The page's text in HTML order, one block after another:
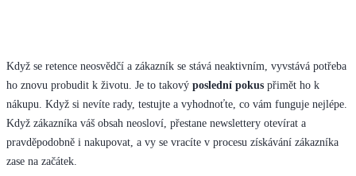
Když se retence neosvědčí a zákazník se stává neaktivním, vyvstává potřeba
ho znovu probudit k životu. Je to takový poslední pokus přimět ho k
nákupu. Když si nevíte rady, testujte a vyhodnoťte, co vám funguje nejlépe.
Když zákazníka váš obsah neosloví, přestane newslettery otevírat a
pravděpodobně i nakupovat, a vy se vracíte v procesu získávání zákazníka
zase na začátek.